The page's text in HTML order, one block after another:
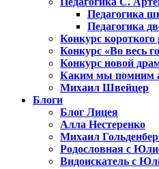
Педагогика
Педагогика
Конкурс короткого
Конкурс «Во весь
Конкурс новой
Каким мы помним
Михаил Швейцер
Блоги
Блог Лицея
Алла Нестеренко
Михаил
Родословная с
Видоискатель с